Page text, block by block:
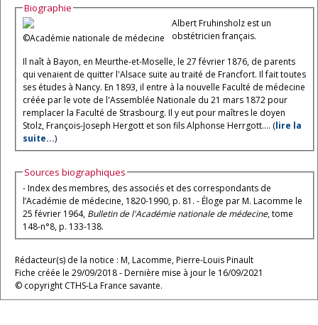
Biographie
©Académie nationale de médecine
Albert Fruhinsholz est un
obstétricien français.
Il naît à Bayon, en Meurthe-et-Moselle, le 27 février 1876, de parents
qui venaient de quitter l'Alsace suite au traité de Francfort. Il fait toutes
ses études à Nancy. En 1893, il entre à la nouvelle Faculté de médecine
créée par le vote de l'Assemblée Nationale du 21 mars 1872 pour
remplacer la Faculté de Strasbourg. Il y eut pour maîtres le doyen
Stolz, François-Joseph Hergott et son fils Alphonse Herrgott.... (lire la
suite...)
Sources biographiques
- Index des membres, des associés et des correspondants de
l’Académie de médecine, 1820-1990, p. 81. - Éloge par M. Lacomme le
25 février 1964, Bulletin de l'Académie nationale de médecine, tome
148-n°8, p. 133-138.
Rédacteur(s) de la notice : M, Lacomme, Pierre-Louis Pinault
Fiche créée le 29/09/2018 - Dernière mise à jour le 16/09/2021
© copyright CTHS-La France savante.